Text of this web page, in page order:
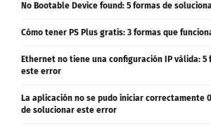
No Bootable Device found: 5 formas de
Cómo tener PS Plus gratis: 3 formas que
Ethernet no tiene una configuración IP válida:
este error
La aplicación no se pudo iniciar correctamente
de solucionar este error